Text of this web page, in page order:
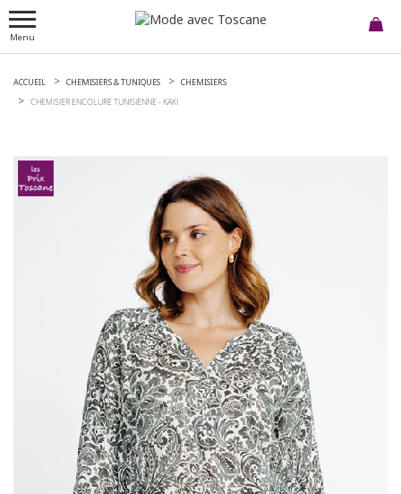
Menu
ACCUEIL CHEMISIERS & TUNIQUES
CHEMISIERS
CHEMISIER ENCOLURE TUNISIENNE - KAKI